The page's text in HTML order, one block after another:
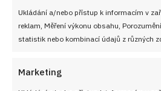
Ukládání a/nebo přístup k informacím v
reklam, Měření výkonu obsahu,
statistik nebo kombinací údajů z různých
Marketing